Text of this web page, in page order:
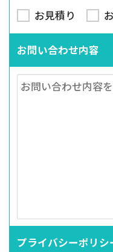
お見積り
お問い合わせ内容
プライバシーポリシ